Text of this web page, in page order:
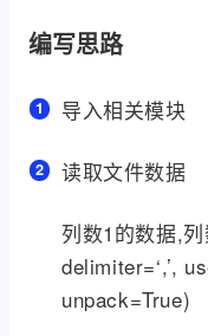
编写思路
导入相关模块
读取文件数据
列数1的数据,
delimiter=‘,’,
unpack=True)